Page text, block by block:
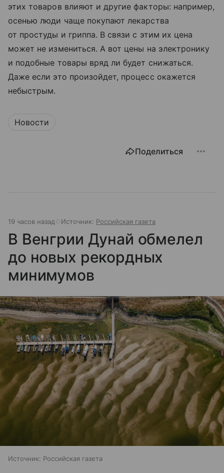
этих товаров влияют и другие факторы: например,
осенью люди чаще покупают лекарства
от простуды и гриппа. В связи с этим их цена
может не измениться. А вот цены на электронику
и подобные товары вряд ли будет снижаться.
Даже если это произойдет, процесс окажется
небыстрым.
Новости
Поделиться
19 часов назад Источник: Российская газета
В Венгрии Дунай обмелел
до новых рекордных
минимумов
Источник: Российская газета